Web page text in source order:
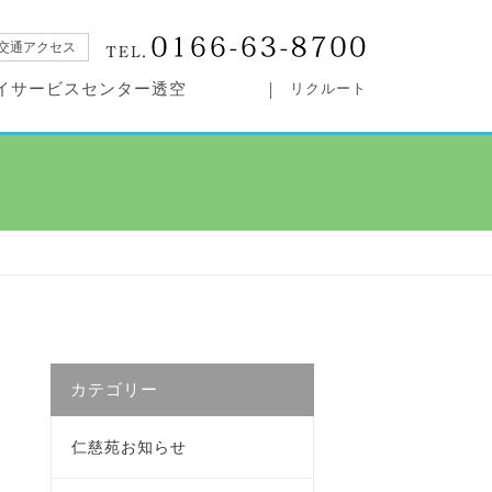
サービスセンター透空 リクルート
通アクセス
カテゴリー
仁慈苑お知らせ